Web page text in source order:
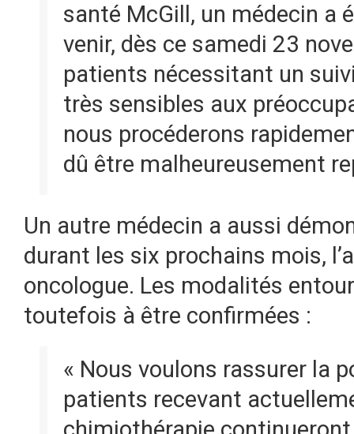
santé McGill, un médecin a
venir, dès ce samedi 23
patients nécessitant un
très sensibles aux
nous procéderons
dû être malheureusement
Un autre médecin a aussi
durant les six prochains mois,
oncologue. Les modalités
toutefois à être confirmées :
« Nous voulons rassurer la
patients recevant